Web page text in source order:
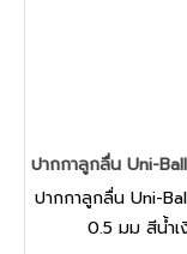
ปากกาลูกลื่น Uni-
ปากกาลูกลื่น Uni-
0.5 มม สีน้ำเ